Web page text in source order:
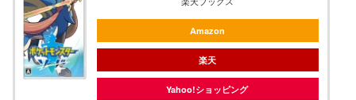
Amazon
楽天
Yahoo!ショッピング